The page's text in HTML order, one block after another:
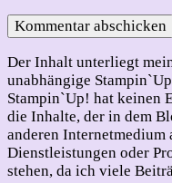
Der Inhalt unterliegt
unabhängige
Stampin`Up! hat keinen
die Inhalte, der in dem
anderen Internetmedium
Dienstleistungen oder
stehen, da ich viele